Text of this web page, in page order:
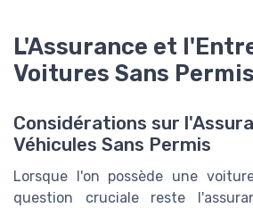
L'Assurance et
Voitures Sans Permis
Considérations sur
Véhicules Sans Permis
Lorsque l'on possède une
question cruciale reste